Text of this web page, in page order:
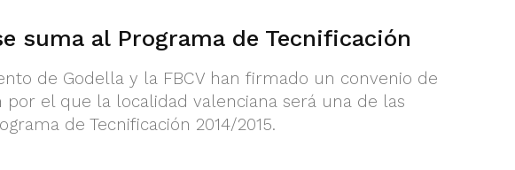
suma al Programa de Tecnificación
de Godella y la FBCV han firmado un convenio de
por el que la localidad valenciana será una de las
de Tecnificación 2014/2015.